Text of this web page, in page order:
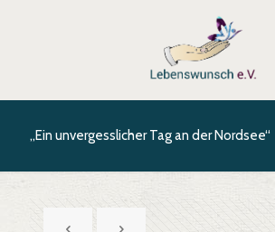
„Ein unvergesslicher Tag an der Nordsee“